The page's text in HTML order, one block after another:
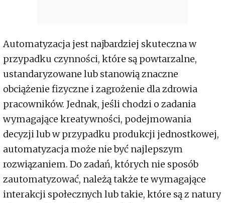
Automatyzacja jest najbardziej skuteczna w
przypadku czynności, które są powtarzalne,
ustandaryzowane lub stanowią znaczne
obciążenie fizyczne i zagrożenie dla zdrowia
pracowników. Jednak, jeśli chodzi o zadania
wymagające kreatywności, podejmowania
decyzji lub w przypadku produkcji jednostkowej,
automatyzacja może nie być najlepszym
rozwiązaniem. Do zadań, których nie sposób
zautomatyzować, należą także te wymagające
interakcji społecznych lub takie, które są z natury